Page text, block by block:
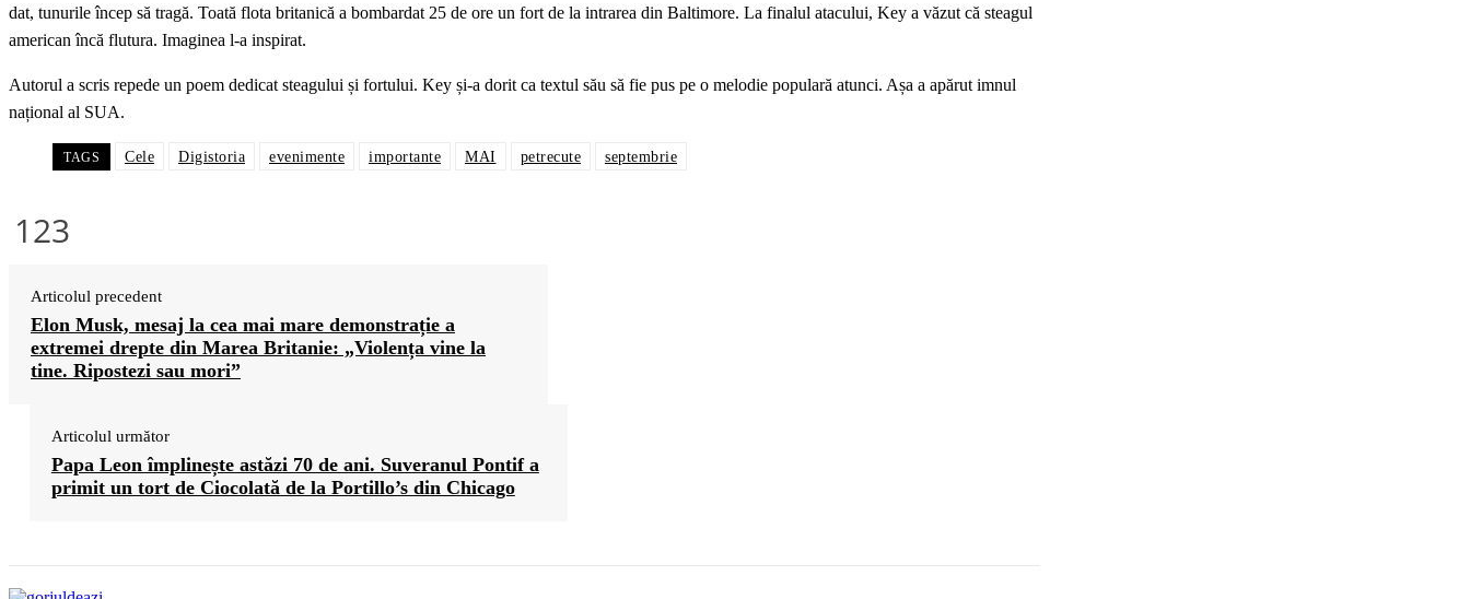
dat, tunurile încep să tragă. Toată flota britanică a bombardat 25 de ore un fort de la intrarea din Baltimore. La finalul atacului, Key a văzut că steagul
american încă flutura. Imaginea l-a inspirat.
Autorul a scris repede un poem dedicat steagului și fortului. Key și-a dorit ca textul său să fie pus pe o melodie populară atunci. Așa a apărut imnul
național al SUA.
TAGS Cele Digistoria evenimente importante MAI petrecute septembrie
123
Articolul precedent
Elon Musk, mesaj la cea mai mare demonstrație a
extremei drepte din Marea Britanie: „Violența vine la
tine. Ripostezi sau mori”
Articolul următor
Papa Leon împlinește astăzi 70 de ani. Suveranul Pontif a
primit un tort de Ciocolată de la Portillo’s din Chicago